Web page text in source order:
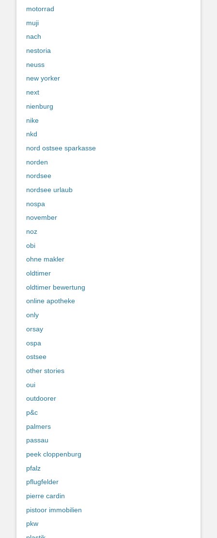
motorrad
muji
nach
nestoria
neuss
new yorker
next
nienburg
nike
nkd
nord ostsee sparkasse
norden
nordsee
nordsee urlaub
nospa
november
noz
obi
ohne makler
oldtimer
oldtimer bewertung
online apotheke
only
orsay
ospa
ostsee
other stories
oui
outdoorer
p&c
palmers
passau
peek cloppenburg
pfalz
pflugfelder
pierre cardin
pistoor immobilien
pkw